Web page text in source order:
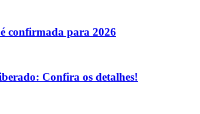
confirmada para 2026
Confira os detalhes!